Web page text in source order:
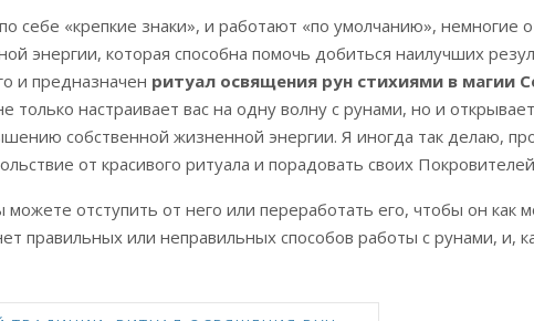
себе «крепкие знаки», и работают «по умолчанию», немногие
энергии, которая способна помочь добиться наилучших
и предназначен ритуал освящения рун стихиями в магии
только настраивает вас на одну волну с рунами, но и
собственной жизненной энергии. Я иногда так делаю,
от красивого ритуала и порадовать своих
отступить от него или переработать его, чтобы он как
правильных или неправильных способов работы с рунами, и,